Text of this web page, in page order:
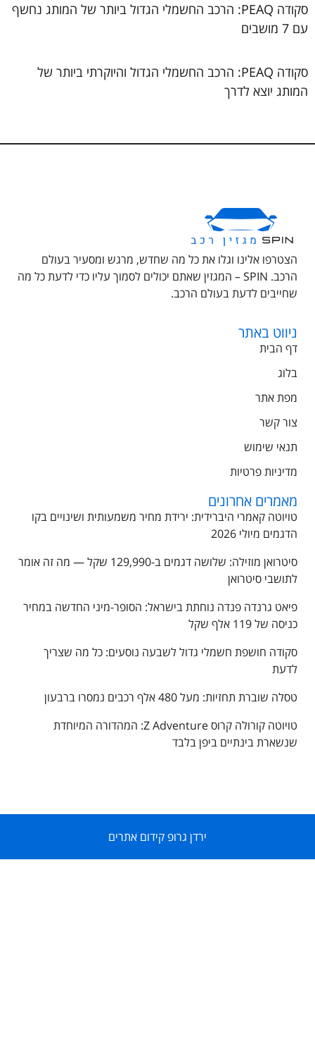
סקודה PEAQ: הרכב החשמלי הגדול ביותר של המותג נחשף
עם 7 מושבים
סקודה PEAQ: הרכב החשמלי הגדול והיוקרתי ביותר של
המותג יוצא לדרך
הצטרפו אלינו וגלו את כל מה שחדש, מרגש ומסעיר בעולם
הרכב. SPIN – המגזין שאתם יכולים לסמוך עליו כדי לדעת כל מה
שחייבים לדעת בעולם הרכב.
ניווט באתר
דף הבית
בלוג
מפת אתר
צור קשר
תנאי שימוש
מדיניות פרטיות
מאמרים אחרונים
טויוטה קאמרי היברידית: ירידת מחיר משמעותית ושינויים בקו
הדגמים מיולי 2026
סיטרואן מוזילה: שלושה דגמים ב-129,990 שקל — מה זה אומר
לתושבי סיטרואן
פיאט גרנדה פנדה נוחתת בישראל: הסופר-מיני החדשה במחיר
כניסה של 119 אלף שקל
סקודה חושפת חשמלי גדול לשבעה נוסעים: כל מה שצריך
לדעת
טסלה שוברת תחזיות: מעל 480 אלף רכבים נמסרו ברבעון
טויוטה קורולה קרוס Z Adventure: המהדורה המיוחדת
שנשארת בינתיים ביפן בלבד
ירדן גרופ קידום אתרים